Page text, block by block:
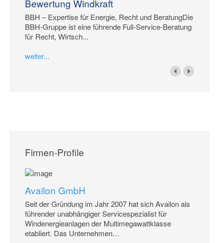
Bewertung Windkraft
BBH – Expertise für Energie, Recht und BeratungDie
BBH-Gruppe ist eine führende Full-Service-Beratung
für Recht, Wirtsch...
weiter...
Firmen-Profile
Availon GmbH
Seit der Gründung im Jahr 2007 hat sich Availon als
führender unabhängiger Servicespezialist für
Windenergieanlagen der Multimegawattklasse
etabliert. Das Unternehmen…